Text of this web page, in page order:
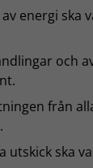
energi ska
och
från
utskick ska